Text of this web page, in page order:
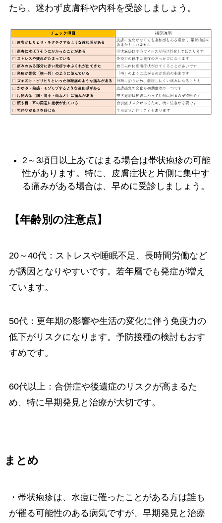
たら、迷わず皮膚科や内科を受診しましょう。
2～3項目以上あてはまる場合は帯状疱疹の可能
性があります。特に、皮膚症状と片側に集中す
る痛みがある場合は、早めに受診しましょう。
【年齢別の注意点】
20～40代：ストレスや睡眠不足、長時間労働など
が誘因となりやすいです。若年層でも発症が増え
ています。
50代：更年期の影響や生活の変化に伴う免疫力の
低下がリスクになります。予防接種の検討もおす
すめです。
60代以上：合併症や後遺症のリスクが高まるた
め、特に早期発見と治療が大切です。
まとめ
・帯状疱疹は、水痘に罹ったことがある方は誰も
が罹る可能性のある病気ですが、早期発見と治療